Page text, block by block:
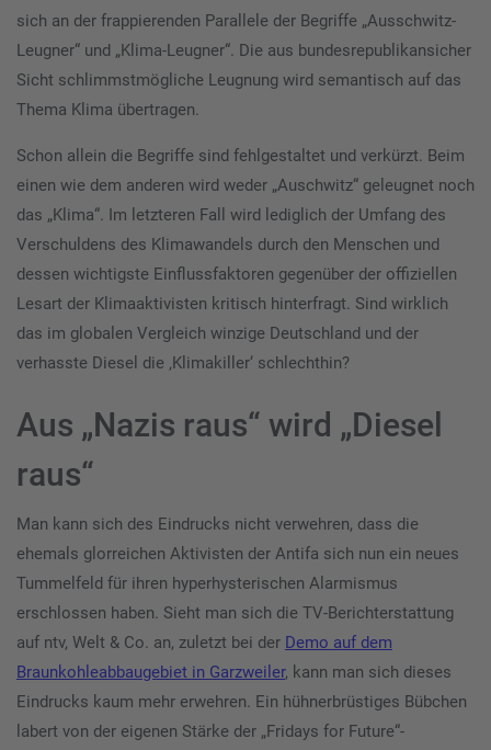
sich an der frappierenden Parallele der Begriffe „Ausschwitz-
Leugner“ und „Klima-Leugner“. Die aus bundesrepublikansicher
Sicht schlimmstmögliche Leugnung wird semantisch auf das
Thema Klima übertragen.
Schon allein die Begriffe sind fehlgestaltet und verkürzt. Beim
einen wie dem anderen wird weder „Auschwitz“ geleugnet noch
das „Klima“. Im letzteren Fall wird lediglich der Umfang des
Verschuldens des Klimawandels durch den Menschen und
dessen wichtigste Einflussfaktoren gegenüber der offiziellen
Lesart der Klimaaktivisten kritisch hinterfragt. Sind wirklich
das im globalen Vergleich winzige Deutschland und der
verhasste Diesel die ‚Klimakiller‘ schlechthin?
Aus „Nazis raus“ wird „Diesel
raus“
Man kann sich des Eindrucks nicht verwehren, dass die
ehemals glorreichen Aktivisten der Antifa sich nun ein neues
Tummelfeld für ihren hyperhysterischen Alarmismus
erschlossen haben. Sieht man sich die TV-Berichterstattung
auf ntv, Welt & Co. an, zuletzt bei der Demo auf dem
Braunkohleabbaugebiet in Garzweiler, kann man sich dieses
Eindrucks kaum mehr erwehren. Ein hühnerbrüstiges Bübchen
labert von der eigenen Stärke der „Fridays for Future“-